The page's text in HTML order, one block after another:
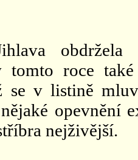
obdržela
tomto roce
se v listině
nějaké
nejživější.